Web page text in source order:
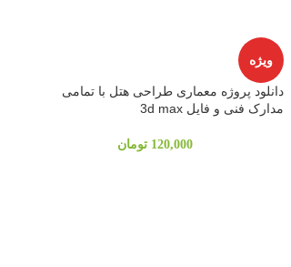
ویژه
دانلود پروژه معماری طراحی هتل با تمامی
مدارک فنی و فایل 3d max
120,000 تومان